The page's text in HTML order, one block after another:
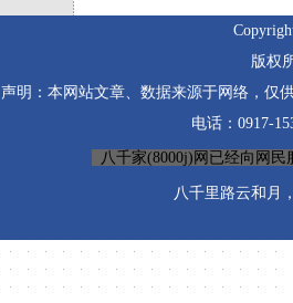
版权
声明：本网站文章、数据来源于网络，仅
电话：0917-
八千家(8000j)网已经向网民
八千里路云和月